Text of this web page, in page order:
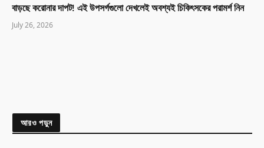
বাড়ছে করোনার দাপট! এই উপসর্গগুলো দেখলেই অবশ্যই চিকিৎসকের পরামর্শ নিন
July 26, 2026
আরও পড়ুন